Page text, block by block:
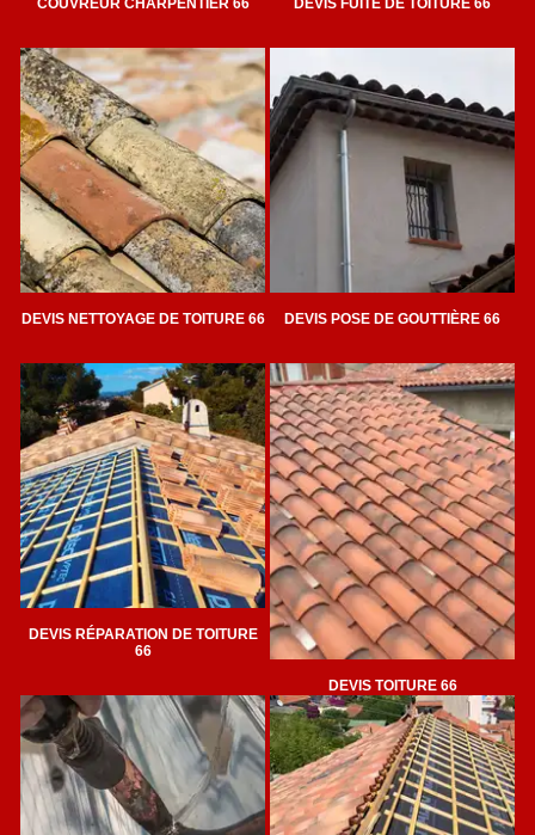
COUVREUR CHARPENTIER 66 DEVIS FUITE DE TOITURE 66
DEVIS NETTOYAGE DE TOITURE 66 DEVIS POSE DE GOUTTIÈRE 66
DEVIS RÉPARATION DE TOITURE
66
DEVIS TOITURE 66